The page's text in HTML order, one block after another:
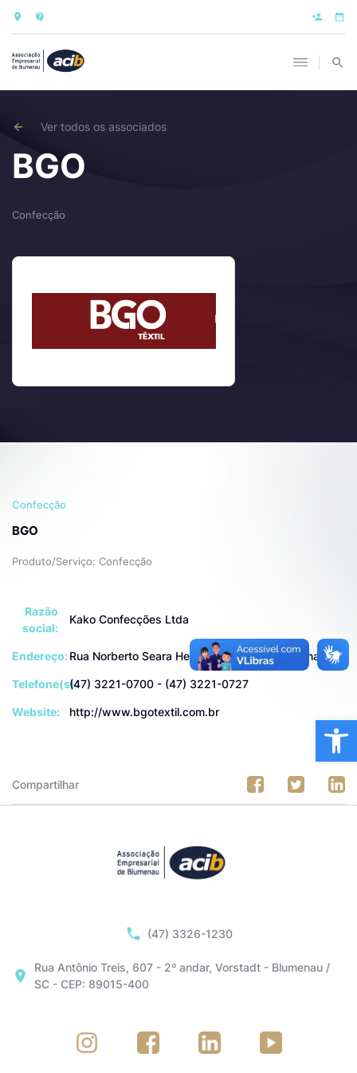
Ver todos os associados
BGO
Confecção
Confecção
BGO
Produto/Serviço: Confecção
Razão
social:
Kako Confecções Ltda
Endereço:Rua Norberto Seara Heusi, 793 - Asilo, Blumenau
Telefone(s):(47) 3221-0700 - (47) 3221-0727
Website: http://www.bgotextil.com.br
Compartilhar
(47) 3326-1230
Rua Antônio Treis, 607 - 2º andar, Vorstadt - Blumenau /
SC - CEP: 89015-400